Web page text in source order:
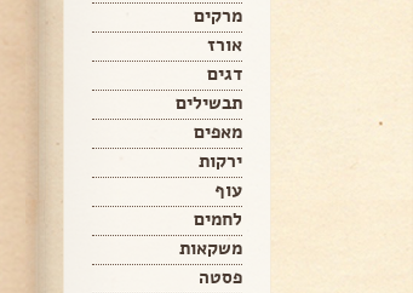
מרקים
אורז
דגים
תבשילים
מאפים
ירקות
עוף
לחמים
משקאות
פסטה